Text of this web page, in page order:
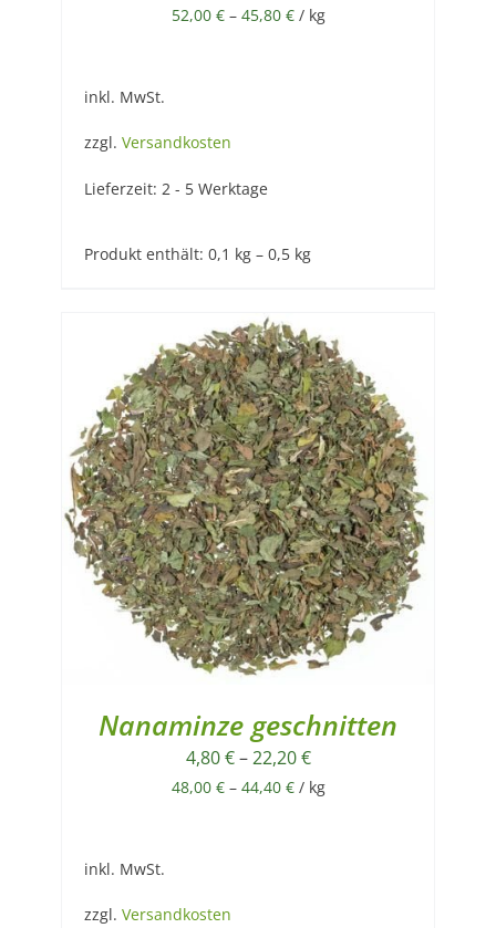
52,00 €– 45,80 €/ kg
inkl. MwSt.
zzgl. Versandkosten
Lieferzeit: 2 - 5 Werktage
Produkt enthält: 0,1 kg – 0,5 kg
Nanaminze geschnitten
4,80€–22,20€
48,00 €– 44,40 €/ kg
inkl. MwSt.
zzgl. Versandkosten